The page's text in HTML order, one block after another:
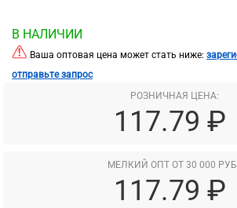
В НАЛИЧИИ
Ваша оптовая цена может стать ниже:
отправьте запрос
РОЗНИЧНАЯ ЦЕНА:
117.79 ₽
МЕЛКИЙ ОПТ ОТ 30 000
117.79 ₽